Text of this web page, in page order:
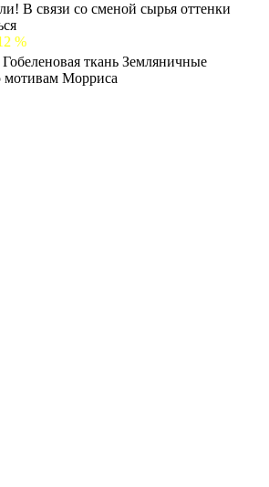
В связи со сменой сырья оттенки
Гобеленовая ткань Земляничные
Морриса